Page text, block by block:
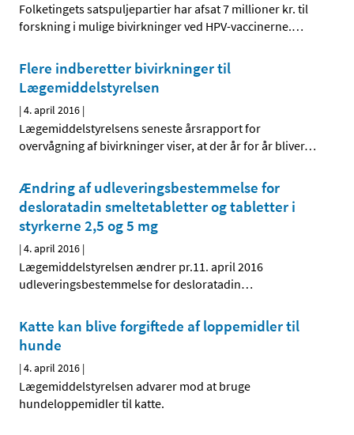
Folketingets satspuljepartier har afsat 7 millioner kr. til
forskning i mulige bivirkninger ved HPV-vaccinerne.…
Flere indberetter bivirkninger til
Lægemiddelstyrelsen
|4. april 2016 |
Lægemiddelstyrelsens seneste årsrapport for
overvågning af bivirkninger viser, at der år for år bliver…
Ændring af udleveringsbestemmelse for
desloratadin smeltetabletter og tabletter i
styrkerne 2,5 og 5 mg
|4. april 2016 |
Lægemiddelstyrelsen ændrer pr.11. april 2016
udleveringsbestemmelse for desloratadin…
Katte kan blive forgiftede af loppemidler til
hunde
|4. april 2016 |
Lægemiddelstyrelsen advarer mod at bruge
hundeloppemidler til katte.